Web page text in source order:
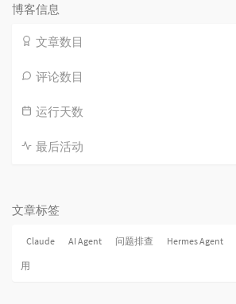
博客信息
文章数目
评论数目
运行天数
最后活动
文章标签
Claude AI Agent 问题排查 Hermes Agent
用